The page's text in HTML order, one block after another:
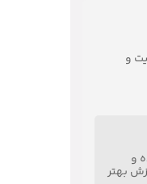
و
و
بهتر